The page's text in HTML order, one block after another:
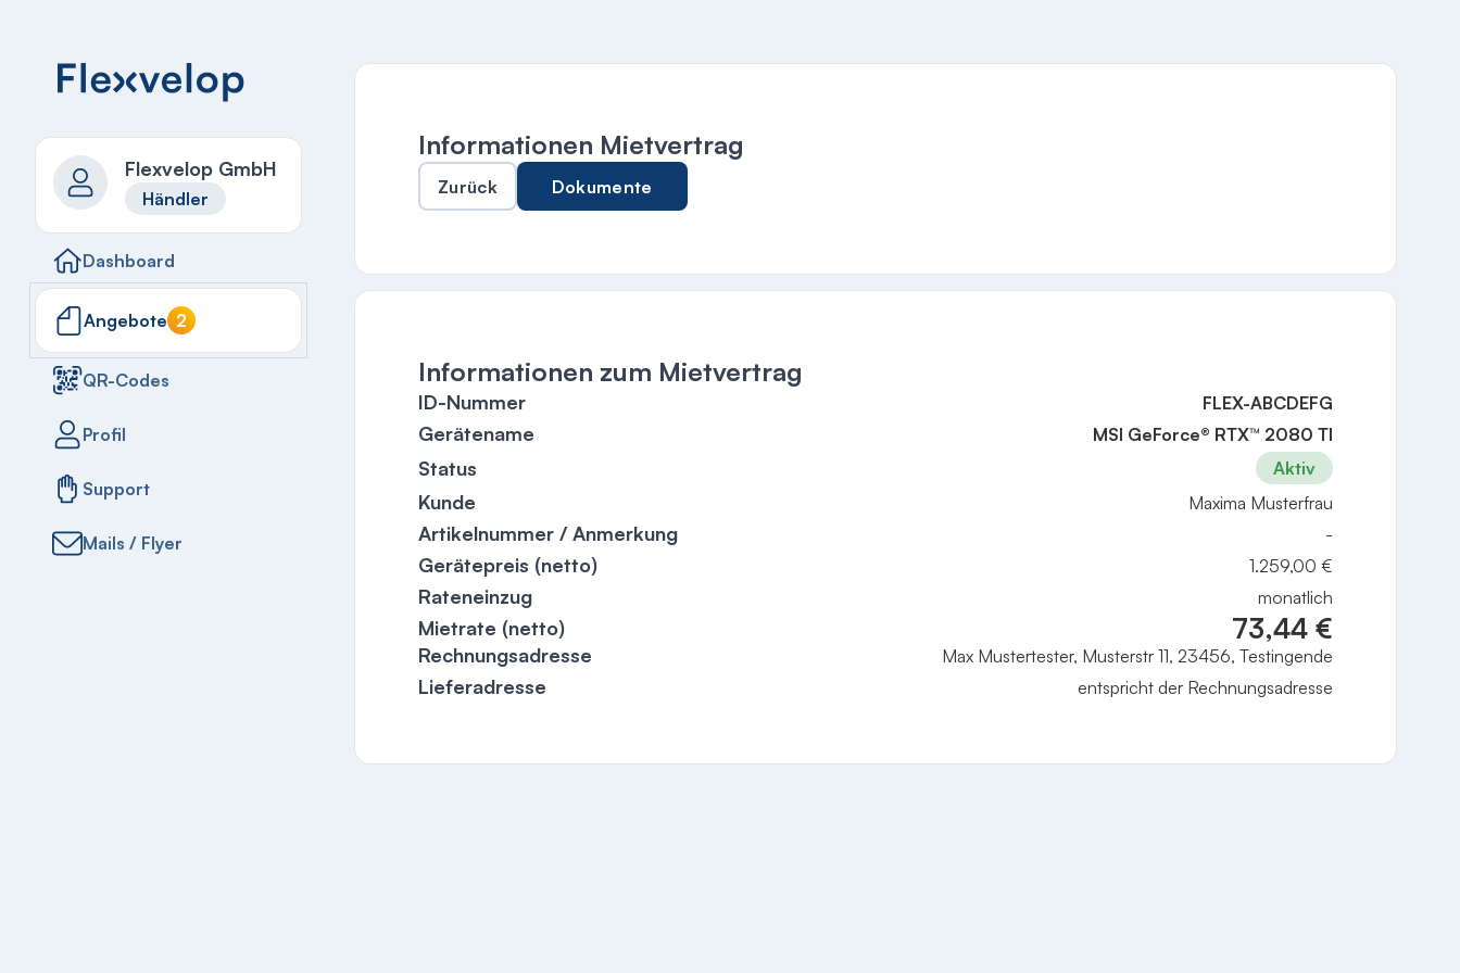
Flexvelop GmbH
Händler
Dashboard
Angebote 2
QR-Codes
Profil
Support
Mails / Flyer
Informationen Mietvertrag
Zurück Dokumente
Informationen zum Mietvertrag
ID-Nummer FLEX-ABCDEFG
Gerätename MSI GeForce® RTX™ 2080 TI
Status Aktiv
Kunde Maxima Musterfrau
Artikelnummer / Anmerkung -
Gerätepreis (netto) 1.259,00 €
Rateneinzug monatlich
Mietrate (netto) 73,44 €
Rechnungsadresse Max Mustertester, Musterstr 11, 23456, Testingende
Lieferadresse entspricht der Rechnungsadresse